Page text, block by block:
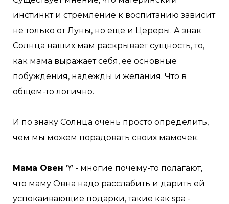
инстинкт и стремление к воспитанию зависит
не только от Луны, но еще и Цереры. А знак
Солнца наших мам раскрывает сущность, то,
как мама выражает себя, ее основные
побуждения, надежды и желания. Что в
общем-то логично.
И по знаку Солнца очень просто определить,
чем мы можем порадовать своих мамочек.
Мама Овен ♈️ - многие почему-то полагают,
что маму Овна надо расслабить и дарить ей
успокаивающие подарки, такие как spa -